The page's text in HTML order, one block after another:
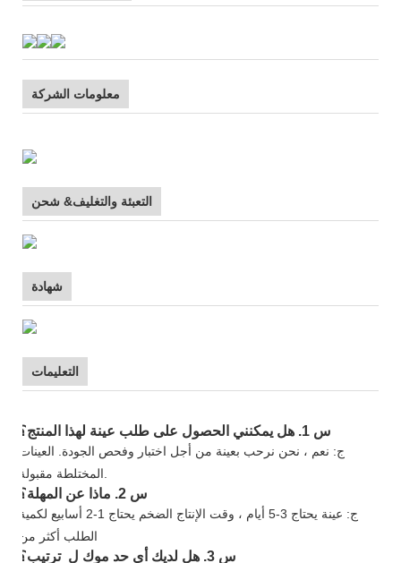
معلومات الشركة
التعبئة والتغليف& شحن
شهادة
التعليمات
س 1. هل يمكنني الحصول على طلب عينة لهذا المنتج؟
ج: نعم ، نحن نرحب بعينة من أجل اختبار وفحص الجودة. العينات
س 2. ماذا عن المهلة؟
ج: عينة يحتاج 3-5 أيام ، وقت الإنتاج الضخم يحتاج 1-2 أسابيع لكمية
س 3. هل لديك أي حد موك ل ترتيب؟